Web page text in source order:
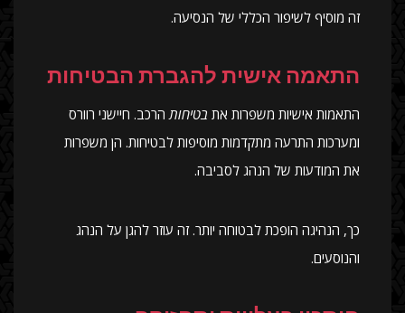
זה מוסיף לשיפור הכללי של הנסיעה.
התאמה אישית להגברת הבטיחות
התאמות אישיות משפרות את בטיחותהרכב. חיישני רוורס
ומערכות התרעה מתקדמות מוסיפות לבטיחות. הן משפרות
את המודעות של הנהג לסביבה.
כך, הנהיגה הופכת לבטוחה יותר. זה עוזר להגן על הנהג
והנוסעים.